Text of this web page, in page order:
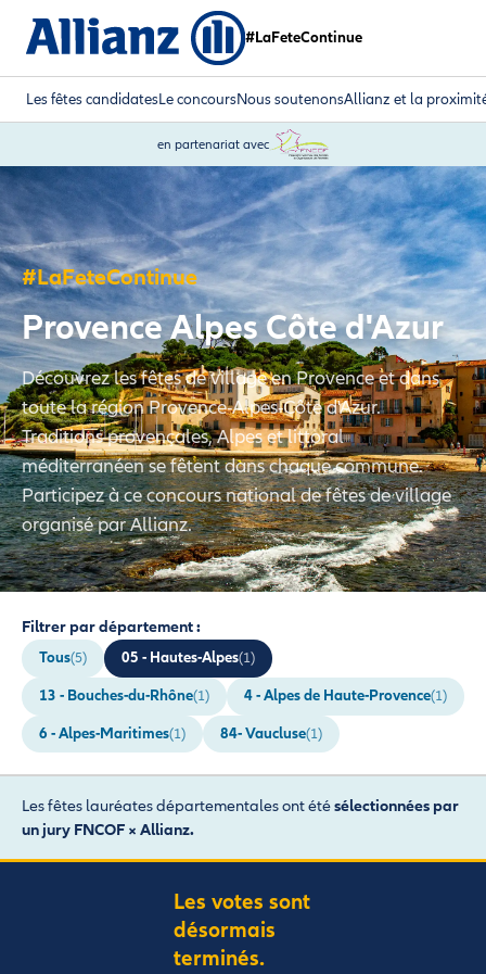
#LaFeteContinue
Les fêtes candidatesLe concoursNous soutenonsAllianz et la
en partenariat avec
#LaFeteContinue
Provence Alpes Côte d'Azur
Découvrez les fêtes de village en Provence et dans
toute la région Provence-Alpes-Côte d'Azur.
Traditions provençales, Alpes et littoral
méditerranéen se fêtent dans chaque commune.
Participez à ce concours national de fêtes de village
organisé par Allianz.
Filtrer par département :
Tous(5) 05 - Hautes-Alpes(1)
13 - Bouches-du-Rhône(1) 4 - Alpes de Haute-Provence(1)
6 - Alpes-Maritimes(1) 84- Vaucluse(1)
Les fêtes lauréates départementales ont étésélectionnées par
un jury FNCOF × Allianz.
Les votes sont
désormais
terminés.